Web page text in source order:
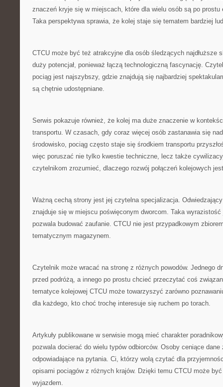
znaczeń kryje się w miejscach, które dla wielu osób są po prostu
Taka perspektywa sprawia, że kolej staje się tematem bardziej
CTCU może być też atrakcyjne dla osób śledzących najdłuższe
duży potencjał, ponieważ łączą technologiczną fascynację.
pociąg jest najszybszy, gdzie znajdują się najbardziej
są chętnie udostępniane.
Serwis pokazuje również, że kolej ma duże znaczenie w
transportu. W czasach, gdy coraz więcej osób zastanawia się
środowisko, pociąg często staje się środkiem transportu
więc poruszać nie tylko kwestie techniczne, lecz także
czytelnikom zrozumieć, dlaczego rozwój połączeń kolejowych
Ważną cechą strony jest jej czytelna specjalizacja.
znajduje się w miejscu poświęconym dworcom. Taka
pozwala budować zaufanie. CTCU nie jest przypadkowym
tematycznym magazynem.
Czytelnik może wracać na stronę z różnych powodów. Jednego
przed podróżą, a innego po prostu chcieć przeczytać coś
tematyce kolejowej CTCU może towarzyszyć zarówno
dla każdego, kto choć trochę interesuje się ruchem po torach.
Artykuły publikowane w serwisie mogą mieć charakter
pozwala docierać do wielu typów odbiorców. Osoby ceniące
odpowiadające na pytania. Ci, którzy wolą czytać dla
opisami pociągów z różnych krajów. Dzięki temu CTCU może
wyjazdem.